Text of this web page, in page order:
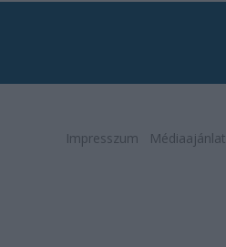
Impresszum Médiaajánlat